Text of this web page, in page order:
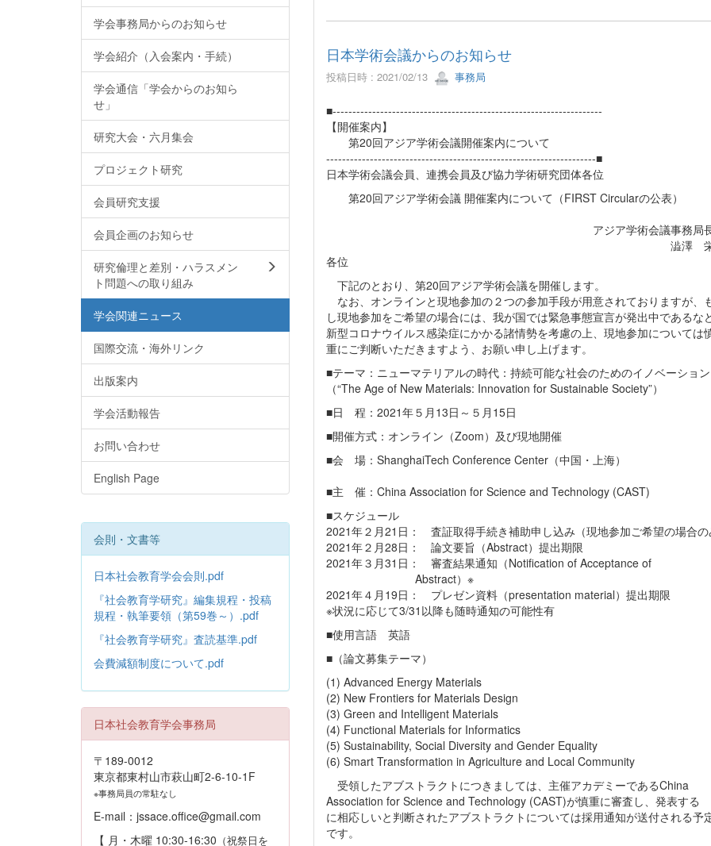
日本学術会議からのお知らせ
投稿日時 : 2021/02/13 事務局
■--------------------------------------------------------------------
【開催案内】
第20回アジア学術会議開催案内について
--------------------------------------------------------------------■
日本学術会議会員、連携会員及び協力学術研究団体各位
第20回アジア学術会議 開催案内について（FIRST Circularの公表）
アジア学術会議事務局
澁澤
各位
下記のとおり、第20回アジア学術会議を開催します。
なお、オンラインと現地参加の２つの参加手段が用意されておりますが、
し現地参加をご希望の場合には、我が国では緊急事態宣言が発出中であるな
新型コロナウイルス感染症にかかる諸情勢を考慮の上、現地参加については
重にご判断いただきますよう、お願い申し上げます。
■テーマ：ニューマテリアルの時代：持続可能な社会のためのイノベーション
（“The Age of New Materials: Innovation for Sustainable Society”）
■日 程：2021年５月13日～５月15日
■開催方式：オンライン（Zoom）及び現地開催
■会 場：ShanghaiTech Conference Center（中国・上海）
■主 催：China Association for Science and Technology (CAST)
■スケジュール
2021年２月21日： 査証取得手続き補助申し込み（現地参加ご希望の場合の
2021年２月28日： 論文要旨（Abstract）提出期限
2021年３月31日： 審査結果通知（Notification of Acceptance of
Abstract）※
2021年４月19日： プレゼン資料（presentation material）提出期限
※状況に応じて3/31以降も随時通知の可能性有
■使用言語 英語
■（論文募集テーマ）
(1) Advanced Energy Materials
(2) New Frontiers for Materials Design
(3) Green and Intelligent Materials
(4) Functional Materials for Informatics
(5) Sustainability, Social Diversity and Gender Equality
(6) Smart Transformation in Agriculture and Local Community
受領したアブストラクトにつきましては、主催アカデミーであるChina
Association for Science and Technology (CAST)が慎重に審査し、発表する
に相応しいと判断されたアブストラクトについては採用通知が送付される予
です。
学会事務局からのお知らせ
学会紹介（入会案内・手続）
学会通信「学会からのお知ら
せ」
研究大会・六月集会
プロジェクト研究
会員研究支援
会員企画のお知らせ
研究倫理と差別・ハラスメン
ト問題への取り組み
学会関連ニュース
国際交流・海外リンク
出版案内
学会活動報告
お問い合わせ
English Page
会則・文書等
日本社会教育学会会則.pdf
『社会教育学研究』編集規程・投稿
規程・執筆要領（第59巻～）.pdf
『社会教育学研究』査読基準.pdf
会費減額制度について.pdf
日本社会教育学会事務局
〒189-0012
東京都東村山市萩山町2-6-10-1F
※事務局員の常駐なし
E-mail：jssace.office@gmail.com
【 月・木曜 10:30-16:30 （祝祭日を